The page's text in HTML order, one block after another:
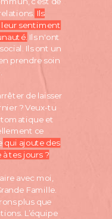
Ils
sentiment
Ils n'ont
Ils ont un
prendre soin
de laisser
? Veux-tu
et
ce
qui ajoute des
à tes jours ?
avec moi,
Famille.
plus que
L’équipe